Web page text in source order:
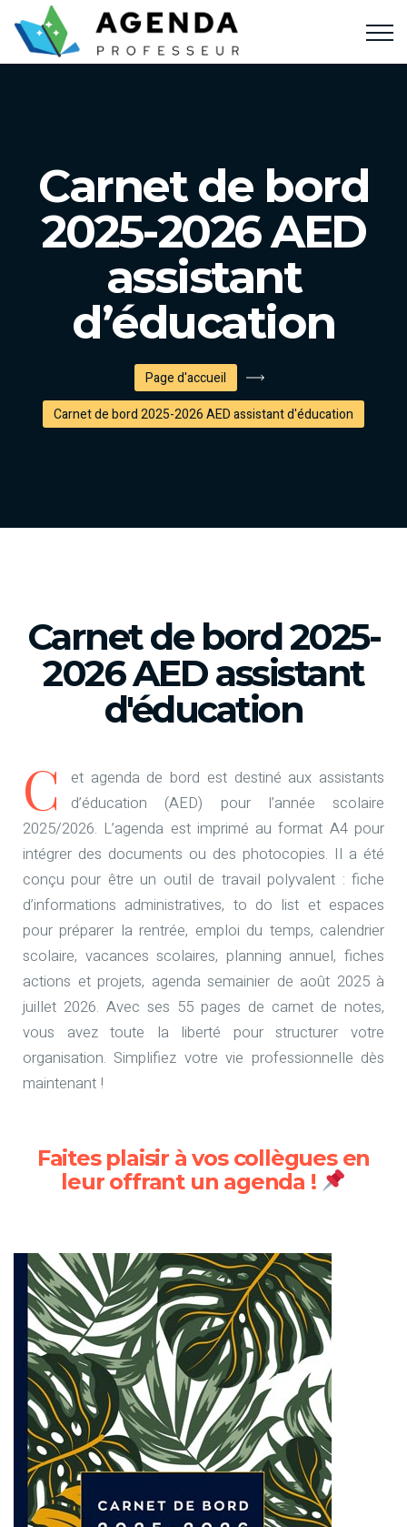
Carnet de bord
2025-2026 AED
assistant
d’éducation
Page d'accueil
Carnet de bord 2025-2026 AED assistant d'éducation
Carnet de bord 2025-
2026 AED assistant
d'éducation
C
et agenda de bord est destiné aux assistants
d’éducation (AED) pour l’année scolaire
2025/2026. L’agenda est imprimé au format A4 pour
intégrer des documents ou des photocopies. Il a été
conçu pour être un outil de travail polyvalent : fiche
d’informations administratives, to do list et espaces
pour préparer la rentrée, emploi du temps, calendrier
scolaire, vacances scolaires, planning annuel, fiches
actions et projets, agenda semainier de août 2025 à
juillet 2026. Avec ses 55 pages de carnet de notes,
vous avez toute la liberté pour structurer votre
organisation. Simplifiez votre vie professionnelle dès
maintenant !
Faites plaisir à vos collègues en
leur offrant un agenda !